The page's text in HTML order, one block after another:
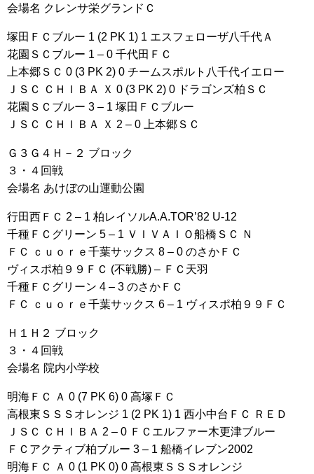
会場名 クレンサ栄グランドＣ
塚田ＦＣブルー 1 (2 PK 1) 1 エスフェローザ八千代Ａ
花園ＳＣブルー 1 – 0 千代田ＦＣ
上本郷ＳＣ 0 (3 PK 2) 0 チームスポルト八千代イエロー
ＪＳＣ ＣＨＩＢＡ Ｘ 0 (3 PK 2) 0 ドラゴンズ柏ＳＣ
花園ＳＣブルー 3 – 1 塚田ＦＣブルー
ＪＳＣ ＣＨＩＢＡ Ｘ 2 – 0 上本郷ＳＣ
Ｇ３Ｇ４Ｈ－２ ブロック
３・４回戦
会場名 あけぼの山運動公園
行田西ＦＣ 2 – 1 柏レイソルA.A.TOR’82 U-12
千種ＦＣグリーン 5 – 1 ＶＩＶＡＩＯ船橋ＳＣ Ｎ
ＦＣ ｃｕｏｒｅ千葉サックス 8 – 0 のさかＦＣ
ヴィスポ柏９９ＦＣ (不戦勝) – ＦＣ天羽
千種ＦＣグリーン 4 – 3 のさかＦＣ
ＦＣ ｃｕｏｒｅ千葉サックス 6 – 1 ヴィスポ柏９９ＦＣ
Ｈ１Ｈ２ ブロック
３・４回戦
会場名 院内小学校
明海ＦＣ Ａ 0 (7 PK 6) 0 高塚ＦＣ
高根東ＳＳＳオレンジ 1 (2 PK 1) 1 西小中台ＦＣ ＲＥＤ
ＪＳＣ ＣＨＩＢＡ 2 – 0 ＦＣエルファー木更津ブルー
ＦＣアクティブ柏ブルー 3 – 1 船橋イレブン2002
明海ＦＣ Ａ 0 (1 PK 0) 0 高根東ＳＳＳオレンジ